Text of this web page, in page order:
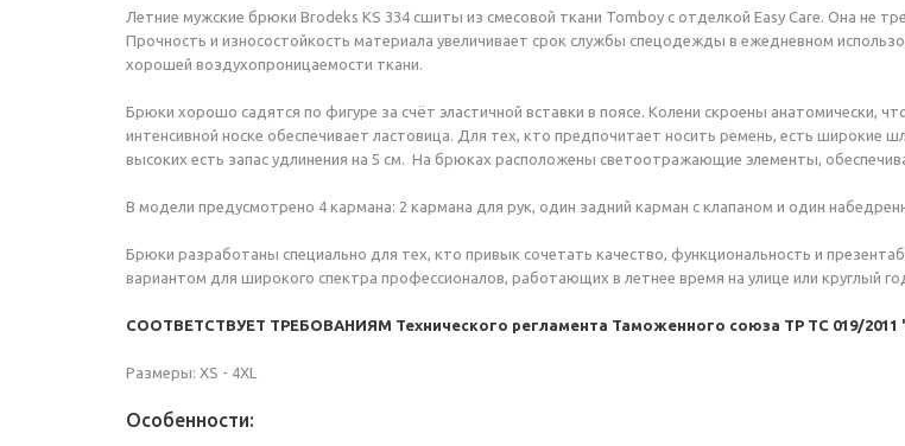
Летние мужские брюки Brodeks KS 334 сшиты из смесовой ткани Tomboy с отделкой Easy Care. Она не
Прочность и износостойкость материала увеличивает срок службы спецодежды в ежедневном
хорошей воздухопроницаемости ткани.
Брюки хорошо садятся по фигуре за счёт эластичной вставки в поясе. Колени скроены анатомически,
интенсивной носке обеспечивает ластовица. Для тех, кто предпочитает носить ремень, есть
высоких есть запас удлинения на 5 см. На брюках расположены светоотражающие элементы,
В модели предусмотрено 4 кармана: 2 кармана для рук, один задний карман с клапаном и один
Брюки разработаны специально для тех, кто привык сочетать качество, функциональность и
вариантом для широкого спектра профессионалов, работающих в летнее время на улице или круглый
СООТВЕТСТВУЕТ ТРЕБОВАНИЯМ Технического регламента Таможенного союза ТР ТС 019/
Размеры: XS - 4XL
Особенности: